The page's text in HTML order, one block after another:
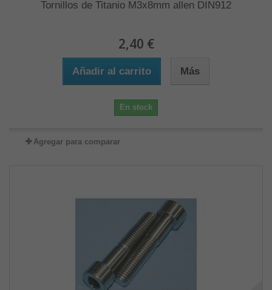
Tornillos de Titanio M3x8mm allen DIN912
2,40 €
Añadir al carrito Más
En stock
Agregar para comparar